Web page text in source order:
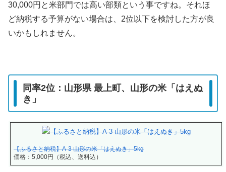
30,000円と米部門では高い部類という事ですね。それほ
ど納税する予算がない場合は、2位以下を検討した方が良
いかもしれません。
同率2位：山形県 最上町、山形の米「はえぬ
き」
【ふるさと納税】A-3 山形の米「はえぬき」5kg
価格：5,000円（税込、送料込）